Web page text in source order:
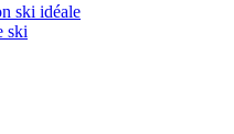
ski idéale
ski